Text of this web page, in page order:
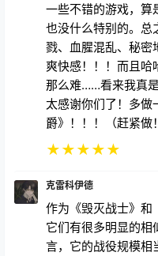
太感谢你们了！多
爵》！！！（赶紧做
★★★★★
克雷科伊德
作为《毁灭战士》和
它们有很多明显的相
言，它的战役规模相
其物品栏系统实际上
存在误触导致武器被
于物品栏的中心，而
身就很愚蠢。游戏以